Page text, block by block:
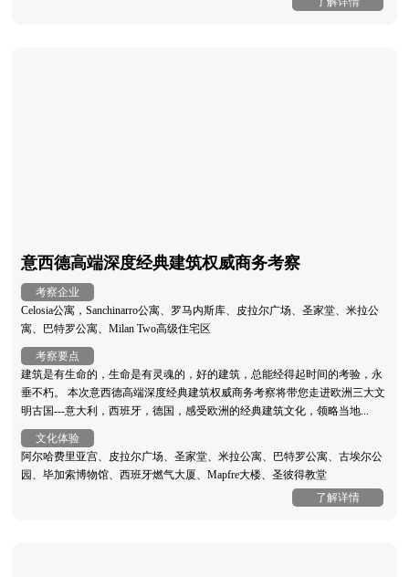
意西德高端深度经典建筑权威商务考察
考察企业
Celosia公寓，Sanchinarro公寓、罗马内斯库、皮拉尔广场、圣家堂、米拉公
寓、巴特罗公寓、Milan Two高级住宅区
考察要点
建筑是有生命的，生命是有灵魂的，好的建筑，总能经得起时间的考验，永
垂不朽。 本次意西德高端深度经典建筑权威商务考察将带您走进欧洲三大文
明古国---意大利，西班牙，德国，感受欧洲的经典建筑文化，领略当地...
文化体验
阿尔哈费里亚宫、皮拉尔广场、圣家堂、米拉公寓、巴特罗公寓、古埃尔公
园、毕加索博物馆、西班牙燃气大厦、Mapfre大楼、圣彼得教堂
了解详情